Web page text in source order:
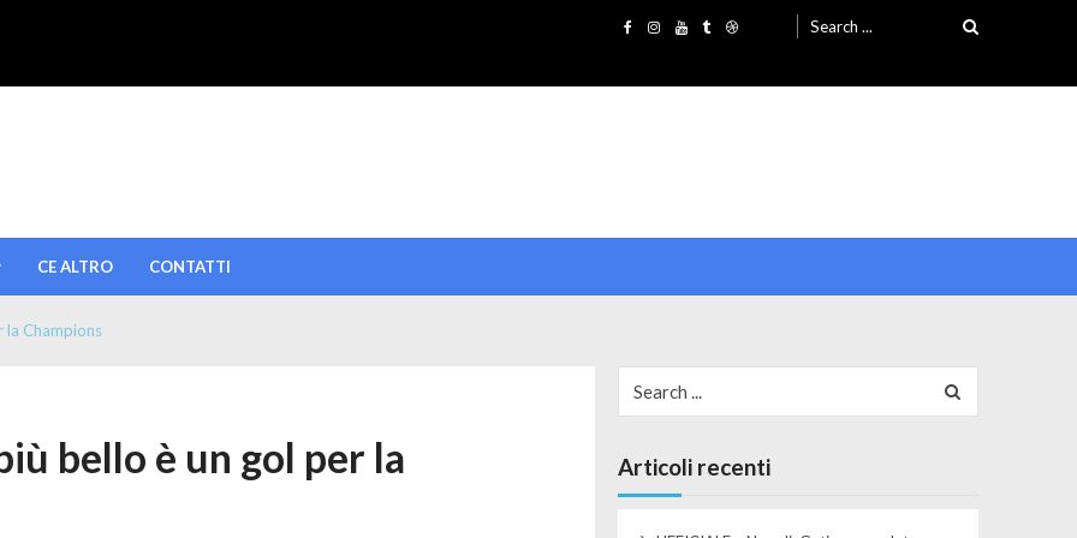
Search for:
CE ALTRO CONTATTI
la Champions
bello è un gol per la
Articoli recenti